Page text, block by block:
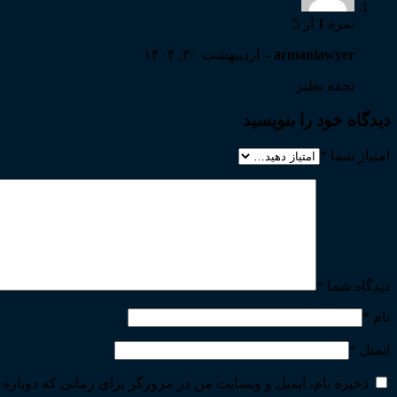
نمره 1 از 5
armanlawyer
– اردیبهشت ۳۰, ۱۴۰۴
تحفه نطنز
دیدگاه خود را بنویسید
امتیاز شما *
دیدگاه شما *
نام *
ایمیل *
ذخیره نام، ایمیل و وبسایت من در مرورگر برای زمانی که